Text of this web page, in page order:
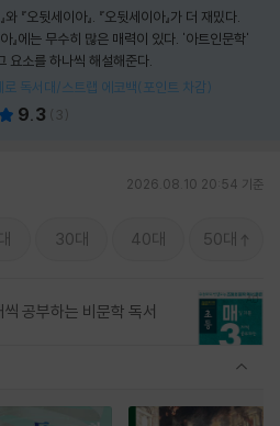
오뒷세이아』가 더 재밌다.
』에는 무수히 많은 매력이 있다. '아트인문학'
요소를 하나씩 해설해준다.
독서대/스트랩 에코백(포인트 차감)
9.3 ( 3)
2026.08.10 20:54 기준
30대 40대 50대
공부하는 비문학 독서